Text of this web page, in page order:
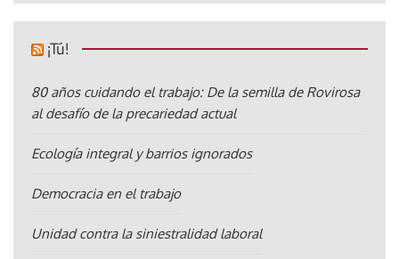
¡Tú!
80 años cuidando el trabajo: De la semilla de Rovirosa
al desafío de la precariedad actual
Ecología integral y barrios ignorados
Democracia en el trabajo
Unidad contra la siniestralidad laboral